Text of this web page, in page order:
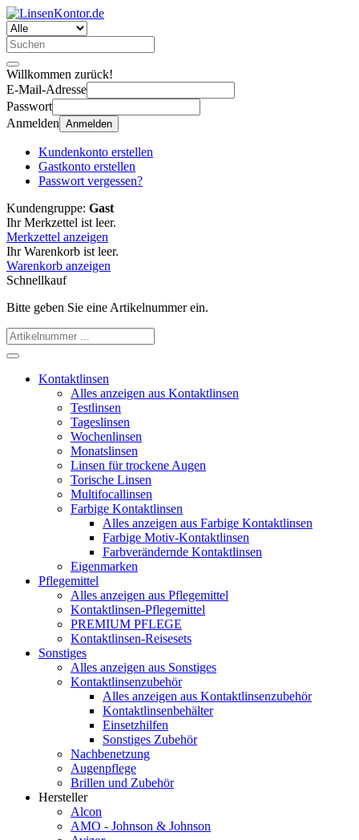
Willkommen zurück!
E-Mail-Adresse
Passwort
Anmelden Anmelden
Kundenkonto erstellen
Gastkonto erstellen
Passwort vergessen?
Kundengruppe: Gast
Ihr Merkzettel ist leer.
Merkzettel anzeigen
Ihr Warenkorb ist leer.
Warenkorb anzeigen
Schnellkauf
Bitte geben Sie eine Artikelnummer ein.
Kontaktlinsen
Alles anzeigen aus Kontaktlinsen
Testlinsen
Tageslinsen
Wochenlinsen
Monatslinsen
Linsen für trockene Augen
Torische Linsen
Multifocallinsen
Farbige Kontaktlinsen
Alles anzeigen aus Farbige Kontaktlinsen
Farbige Motiv-Kontaktlinsen
Farbverändernde Kontaktlinsen
Eigenmarken
Pflegemittel
Alles anzeigen aus Pflegemittel
Kontaktlinsen-Pflegemittel
PREMIUM PFLEGE
Kontaktlinsen-Reisesets
Sonstiges
Alles anzeigen aus Sonstiges
Kontaktlinsenzubehör
Alles anzeigen aus Kontaktlinsenzubehör
Kontaktlinsenbehälter
Einsetzhilfen
Sonstiges Zubehör
Nachbenetzung
Augenpflege
Brillen und Zubehör
Hersteller
Alcon
AMO - Johnson & Johnson